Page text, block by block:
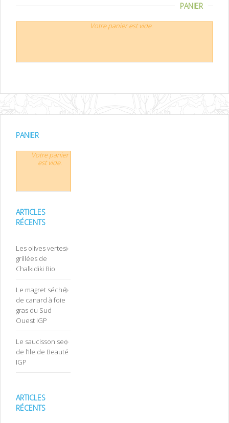
PANIER
Votre panier est vide.
PANIER
Votre panier
est vide.
ARTICLES
RÉCENTS
Les olives vertes
grillées de
Chalkidiki Bio
Le magret séché
de canard à foie
gras du Sud
Ouest IGP
Le saucisson sec
de l’Ile de Beauté
IGP
ARTICLES
RÉCENTS